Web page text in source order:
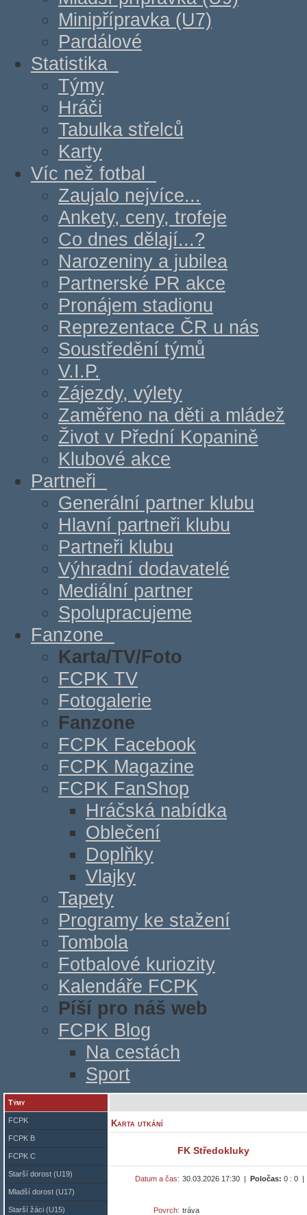
Minipřípravka (U7)
Pardálové
Statistika
Týmy
Hráči
Tabulka střelců
Karty
Víc než fotbal
Zaujalo nejvíce...
Ankety, ceny, trofeje
Co dnes dělají...?
Narozeniny a jubilea
Partnerské PR akce
Pronájem stadionu
Reprezentace ČR u nás
Soustředění týmů
V.I.P.
Zájezdy, výlety
Zaměřeno na děti a mládež
Život v Přední Kopanině
Klubové akce
Partneři
Generální partner klubu
Hlavní partneři klubu
Partneři klubu
Výhradní dodavatelé
Mediální partner
Spolupracujeme
Fanzone
Karta/TV/Foto
FCPK TV
Fotogalerie
Fanzone
FCPK Facebook
FCPK Magazine
FCPK FanShop
Hráčská nabídka
Oblečení
Doplňky
Vlajky
Tapety
Programy ke stažení
Tombola
Fotbalové kuriozity
Kalendáře FCPK
Píší pro náš web
FCPK Blog
Na cestách
Sport
Týmy
FCPK
FCPK B
FCPK C
Starší dorost (U19)
Mladší dorost (U17)
Starší žáci (U15)
Karta utkání
FK Středokluky
Datum a čas: 30.03.2026 17:30 | Poločas: 0 : 0
Povrch: tráva